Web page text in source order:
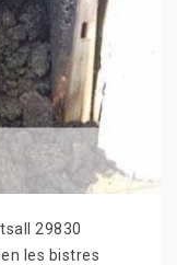
29830
les bistres